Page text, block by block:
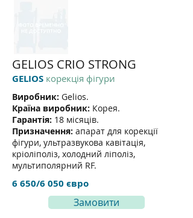
GELIOS CRIO STRONG
GELIOS корекція фігури
Виробник: Gelios.
Країна виробник: Корея.
Гарантія: 18 місяців.
Призначення: апарат для корекції
фігури, ультразвукова кавітація,
кріоліполіз, холодний ліполіз,
мультиполярний RF.
6 650/6 050 євро
Замовити